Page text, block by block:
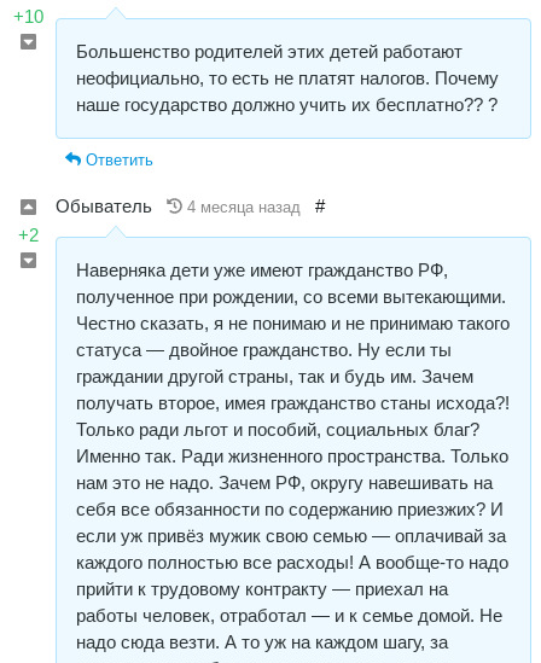
+10
Большенство родителей этих детей работают
неофициально, то есть не платят налогов. Почему
наше государство должно учить их бесплатно?? ?
Ответить
+2
Обыватель 4 месяца назад #
Наверняка дети уже имеют гражданство РФ,
полученное при рождении, со всеми вытекающими.
Честно сказать, я не понимаю и не принимаю такого
статуса — двойное гражданство. Ну если ты
граждании другой страны, так и будь им. Зачем
получать второе, имея гражданство станы исхода?!
Только ради льгот и пособий, социальных благ?
Именно так. Ради жизненного пространства. Только
нам это не надо. Зачем РФ, округу навешивать на
себя все обязанности по содержанию приезжих? И
если уж привёз мужик свою семью — оплачивай за
каждого полностью все расходы! А вообще-то надо
прийти к трудовому контракту — приехал на
работы человек, отработал — и к семье домой. Не
надо сюда везти. А то уж на каждом шагу, за